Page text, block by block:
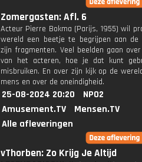
Zomergasten: Afl. 6
Acteur Pierre Bokma (Parijs, 1955) wil
wereld een beetje te begrijpen aan de
zijn fragmenten. Veel beelden gaan
van het acteren, hoe je dat kunt
misbruiken. En over zijn kijk op de
mens en over de oneindigheid.
25-08-2024 20:20
NPO2
Amusement.TV
Mensen.TV
Alle afleveringen
vThorben: Zo Krijg Je Altijd